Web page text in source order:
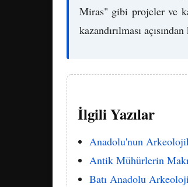
Miras" gibi projeler ve
kazandırılması
İlgili Yazılar
Anadolu'nun
Antik Mühürlerin
Batı Anadolu